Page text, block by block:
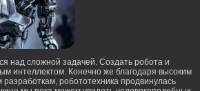
над сложной задачей. Создать робота и
интеллектом. Конечно же благодаря высоким
робототехника продвинулась